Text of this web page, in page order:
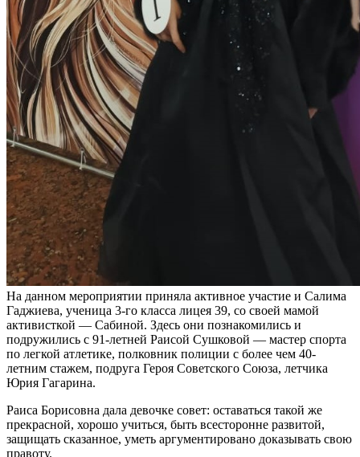
На данном мероприятии приняла активное участие и Салима
Гаджиева, ученица 3-го класса лицея 39, со своей мамой
активисткой — Сабиной. Здесь они познакомились и
подружились с 91-летней Раисой Сушковой — мастер спорта
по легкой атлетике, полковник полиции с более чем 40-
летним стажем, подруга Героя Советского Союза, летчика
Юрия Гагарина.
Раиса Борисовна дала девочке совет: оставаться такой же
прекрасной, хорошо учиться, быть всесторонне развитой,
защищать сказанное, уметь аргументировано доказывать свою
правоту.